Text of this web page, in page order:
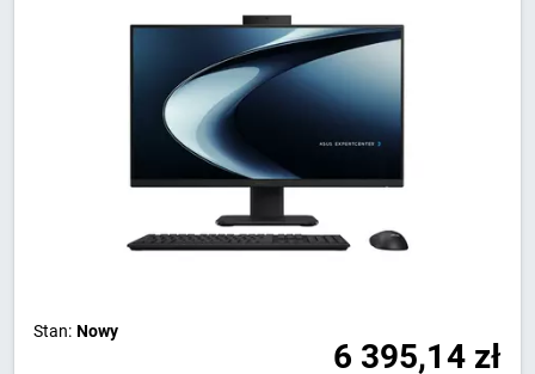
Stan: Nowy
6 395,14 zł